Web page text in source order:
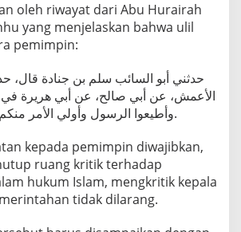
oleh riwayat dari Abu Hurairah
yang menjelaskan bahwa ulil
pemimpin:
حدثني أبو السائب سلم بن جنادة قال،
الأعمش، عن أبي صالح، عن أبي هريرة في
وأطيعوا الرسول وأولي الأمر منكم”، قال: هم الأمراء.
kepada pemimpin diwajibkan,
ruang kritik terhadap
hukum Islam, mengkritik kepala
tidak dilarang.